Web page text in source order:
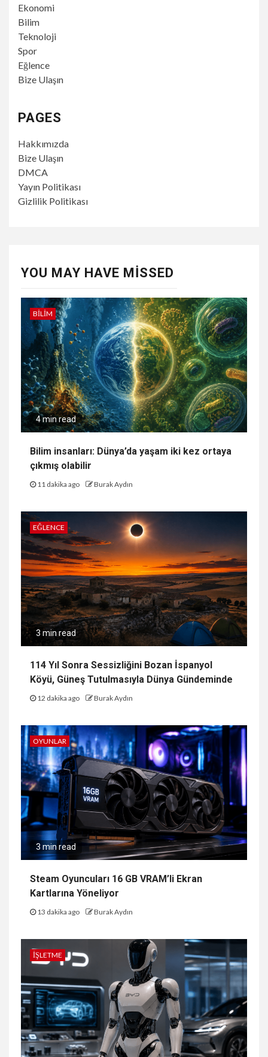
Ekonomi
Bilim
Teknoloji
Spor
Eğlence
Bize Ulaşın
PAGES
Hakkımızda
Bize Ulaşın
DMCA
Yayın Politikası
Gizlilik Politikası
YOU MAY HAVE MISSED
BILIM
4 min read
Bilim insanları: Dünya’da yaşam iki kez ortaya
çıkmış olabilir
11 dakika ago Burak Aydın
EĞLENCE
3 min read
114 Yıl Sonra Sessizliğini Bozan İspanyol
Köyü, Güneş Tutulmasıyla Dünya Gündeminde
12 dakika ago Burak Aydın
OYUNLAR
3 min read
Steam Oyuncuları 16 GB VRAM’li Ekran
Kartlarına Yöneliyor
13 dakika ago Burak Aydın
İŞLETME